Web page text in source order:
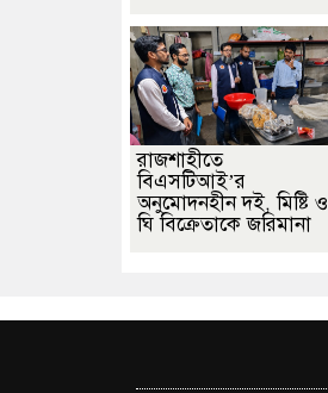
রাজশাহীতে
বিএসটিআই’র
অনুমোদনহীন দই, মিষ্টি ও
ঘি বিক্রেতাকে জরিমানা